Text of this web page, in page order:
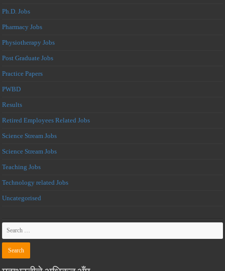
Ph.D. Jobs
Pharmacy Jobs
Physiotherapy Jobs
Post Graduate Jobs
Practice Papers
PWBD
Results
Retired Employees Related Jobs
Science Stream Jobs
Science Stream Jobs
Teaching Jobs
Technology related Jobs
Uncategorised